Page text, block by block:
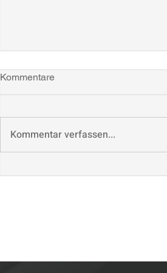
Kommentare
Kommentar verfassen...